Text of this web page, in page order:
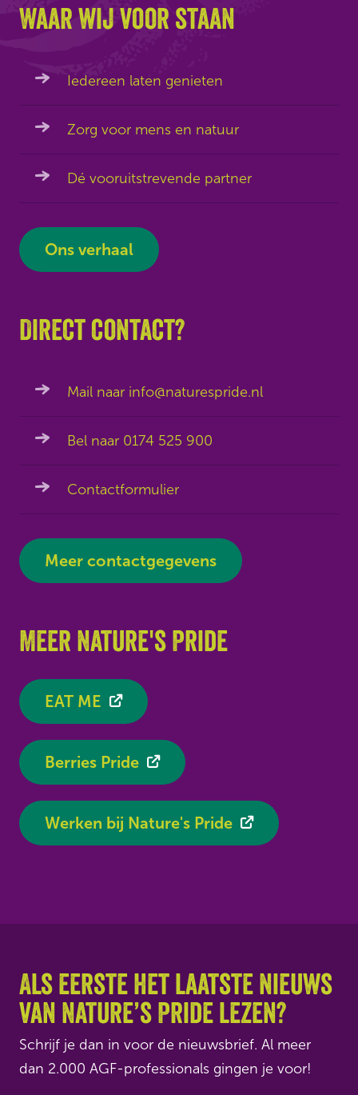
Waar wij voor staan
Iedereen laten genieten
Zorg voor mens en natuur
Dé vooruitstrevende partner
Ons verhaal
Direct contact?
Mail naar info@naturespride.nl
Bel naar 0174 525 900
Contactformulier
Meer contactgegevens
Meer Nature's Pride
EAT ME
Berries Pride
Werken bij Nature's Pride
Als eerste het laatste nieuws
van Nature’s Pride lezen?
Schrijf je dan in voor de nieuwsbrief. Al meer
dan 2.000 AGF-professionals gingen je voor!